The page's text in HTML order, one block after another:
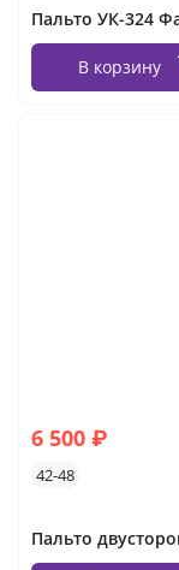
В корзину
6 500 ₽
42-48